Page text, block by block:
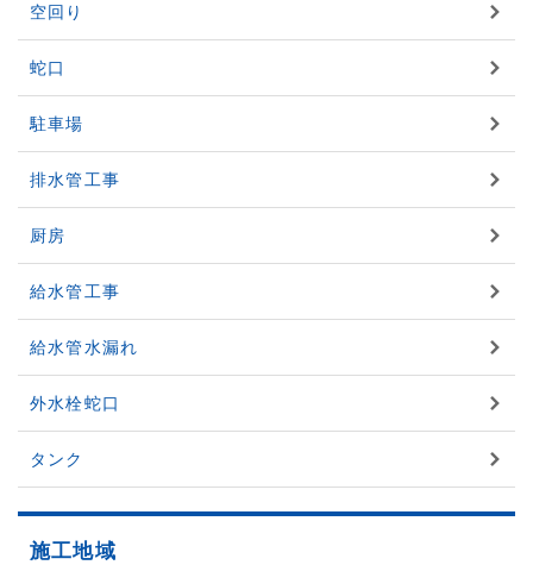
空回り
蛇口
駐車場
排水管工事
厨房
給水管工事
給水管水漏れ
外水栓蛇口
タンク
施工地域